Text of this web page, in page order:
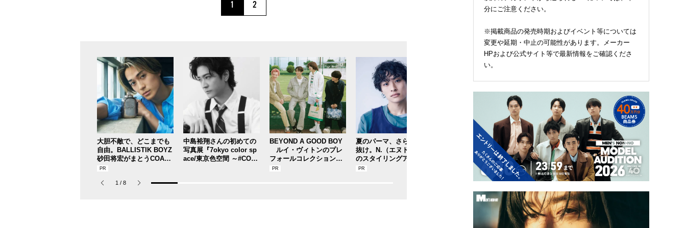
1 2
大胆不敵で、どこまでも
自由。BALLISTIK BOYZ
砂田将宏がまとうCOACH
の新作フレグランス「コ
パルファム」
中島裕翔さんの初めての
写真展『7okyo color sp
ace/東京色空間 ～#COT7
BEYOND A GOOD BOY
ルイ・ヴィトンのプレ
フォールコレクションが
描くプレッピースタイル
夏のパーマ、さらにあか
抜け。N.（エヌドット）
のスタイリングアイテム
で作る旬ヘアのテクニッ
上品さが桁違い！「プー
マ」の『スピードキャッ
ト プラス』は黒別注が狙
い目！【人気ショップ＆
ブランドスタッフの夏の
ップ／DAY7】
ロエベの新しい世界へよ
うこそ。大胆なコントラ
ストとレイヤードの先に
。装う喜び、明るいスピ
リット
日焼け止めのベタつき
苦手な人にも使って欲
い！ 韓国で大人気のス
レスフリーな“水分サン
リーム”
1 / 8
分にご注意ください。
※掲載商品の発売時期およびイベント等については
変更や延期・中止の可能性があります。メーカー
HPおよび公式サイト等で最新情報をご確認くださ
い。